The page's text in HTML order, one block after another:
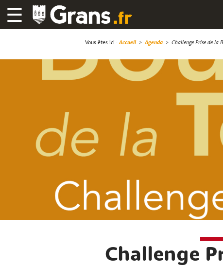
☰
Vous êtes ici : Accueil> Agenda > Challenge Prise de la
Challenge